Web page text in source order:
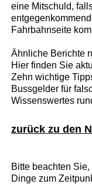
eine Mitschuld,
Fahrbahnseite
Ähnliche Berichte
Hier finden Sie
Zehn wichtige
Bussgelder für
Wissenswertes
zurück zu den
Bitte beachten
Dinge zum